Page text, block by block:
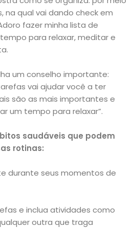
na qual vai dando check em
fazer minha lista de
para relaxar, meditar e
um conselho importante:
vai ajudar você a ter
são as mais importantes e
um tempo para relaxar”.
saudáveis que podem
rotinas:
durante seus momentos de
e inclua atividades como
outra que traga